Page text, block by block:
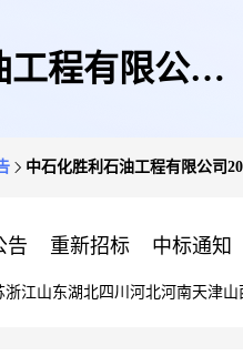
工程有限公司
中石化胜利石油工程有限公司
告 重新招标 中标通知
浙江山东湖北四川 河北河南天津山